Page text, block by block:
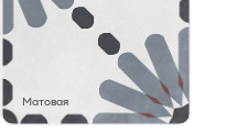
Матовая